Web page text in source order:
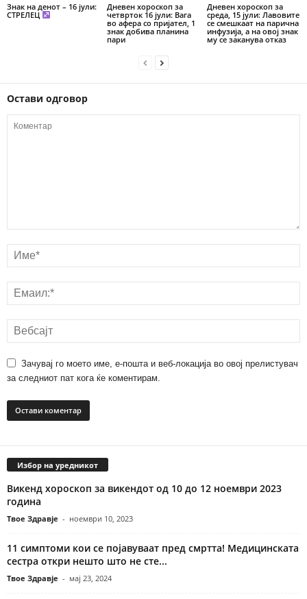
Знак на денот – 16 јули:
СТРЕЛЕЦ
Дневен хороскоп за
четврток 16 јули: Вага
во афера со пријател, 1
знак добива планина
пари
Дневен хороскоп за
среда, 15 јули: Лавовите
се смешкаат на парична
инфузија, а на овој знак
му се заканува отказ
Остави одговор
Зачувај го моето име, е-пошта и веб-локација во овој прелистувач
за следниот пат кога ќе коментирам.
Избор на уредникот
Викенд хороскоп за викендот од 10 до 12 ноември 2023
година
Твое Здравје - ноември 10, 2023
11 симптоми кои се појавуваат пред смртта! Медицинската
сестра откри нешто што не сте...
Твое Здравје - мај 23, 2024